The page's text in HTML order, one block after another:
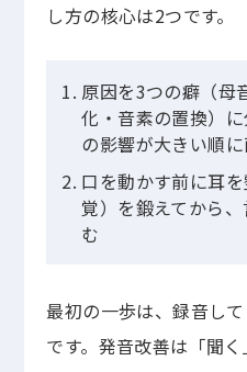
し方の核心は2つです。
原因を3つの癖（母
化・音素の置換）
の影響が大きい順
口を動かす前に耳
覚）を鍛えてから
む
最初の一歩は、録音し
です。発音改善は「聞